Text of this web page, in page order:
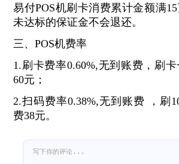
易付POS机刷卡消费累计金额满
未达标的保证金不会退还。
三、POS机费率
1.刷卡费率0.60%,无到账费，刷
60元；
2.扫码费率0.38%,无到账费 ，刷
费38元。